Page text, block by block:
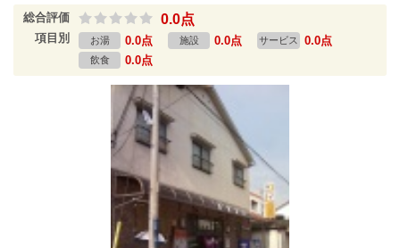
総合評価 0.0点
項目別 お湯 0.0点 施設 0.0点 サービス 0.0点
飲食 0.0点